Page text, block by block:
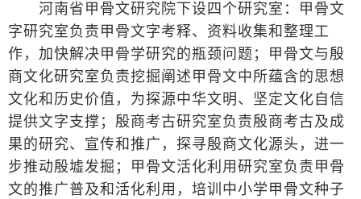
河南省甲骨文研究院下设四个研究室：甲骨文
字研究室负责甲骨文字考释、资料收集和整理工
作，加快解决甲骨学研究的瓶颈问题；甲骨文与殷
商文化研究室负责挖掘阐述甲骨文中所蕴含的思想
文化和历史价值，为探源中华文明、坚定文化自信
提供文字支撑；殷商考古研究室负责殷商考古及成
果的研究、宣传和推广，探寻殷商文化源头，进一
步推动殷墟发掘；甲骨文活化利用研究室负责甲骨
文的推广普及和活化利用，培训中小学甲骨文种子